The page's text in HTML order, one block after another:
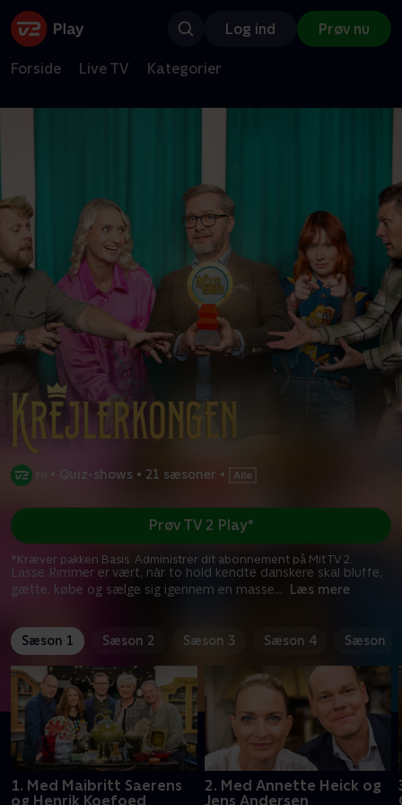
Log ind Prøv nu
Forside Live TV Kategorier
• Quiz-shows • 21 sæsoner •
Lasse Rimmer er vært, når to hold kendte danskere skal bluffe,
gætte, købe og sælge sig igennem en masse... Læs mere
Prøv TV 2 Play*
*Kræver pakken Basis. Administrer dit abonnement på Mit TV 2.
Sæson 1 Sæson 2 Sæson 3 Sæson 4 Sæson 5
1. Med Maibritt Saerens
og Henrik Koefoed
2. Med Annette Heick og
Jens Andersen